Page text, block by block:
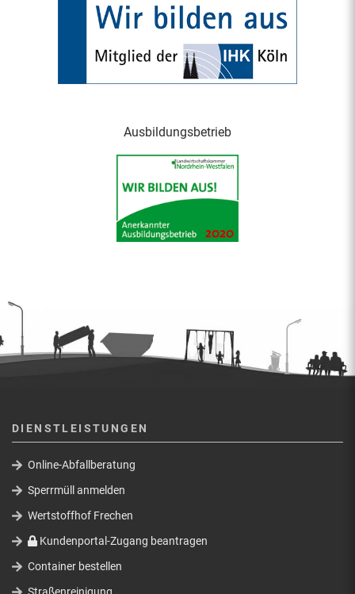
Ausbildungsbetrieb
DIENSTLEISTUNGEN
Online-Abfallberatung
Sperrmüll anmelden
Wertstoffhof Frechen
Kundenportal-Zugang beantragen
Container bestellen